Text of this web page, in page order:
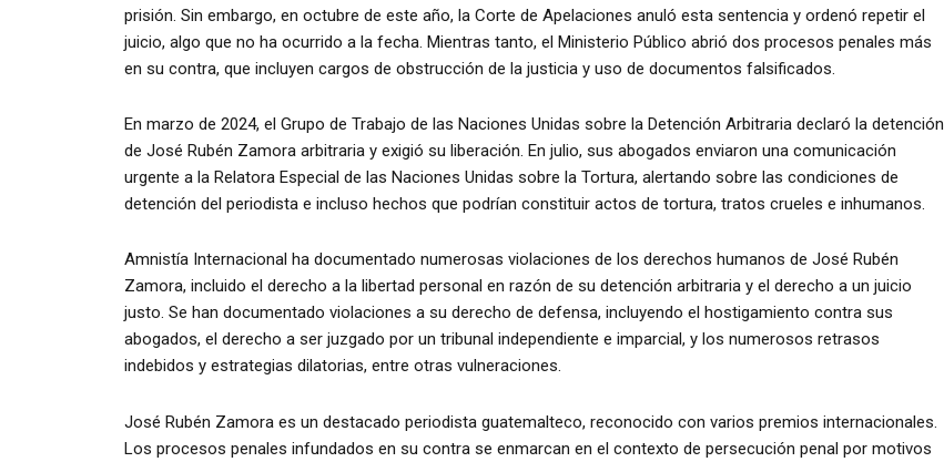
prisión. Sin embargo, en octubre de este año, la Corte de Apelaciones anuló esta sentencia y ordenó repetir el
juicio, algo que no ha ocurrido a la fecha. Mientras tanto, el Ministerio Público abrió dos procesos penales más
en su contra, que incluyen cargos de obstrucción de la justicia y uso de documentos falsificados.
En marzo de 2024, el Grupo de Trabajo de las Naciones Unidas sobre la Detención Arbitraria declaró la detención
de José Rubén Zamora arbitraria y exigió su liberación. En julio, sus abogados enviaron una comunicación
urgente a la Relatora Especial de las Naciones Unidas sobre la Tortura, alertando sobre las condiciones de
detención del periodista e incluso hechos que podrían constituir actos de tortura, tratos crueles e inhumanos.
Amnistía Internacional ha documentado numerosas violaciones de los derechos humanos de José Rubén
Zamora, incluido el derecho a la libertad personal en razón de su detención arbitraria y el derecho a un juicio
justo. Se han documentado violaciones a su derecho de defensa, incluyendo el hostigamiento contra sus
abogados, el derecho a ser juzgado por un tribunal independiente e imparcial, y los numerosos retrasos
indebidos y estrategias dilatorias, entre otras vulneraciones.
José Rubén Zamora es un destacado periodista guatemalteco, reconocido con varios premios internacionales.
Los procesos penales infundados en su contra se enmarcan en el contexto de persecución penal por motivos